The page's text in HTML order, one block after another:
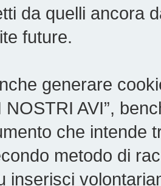
da quelli ancora
future.
generare
NOSTRI AVI”,
che intende
metodo di
inserisci